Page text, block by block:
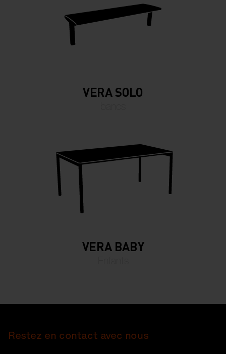
VERA SOLO
VERA BABY
Restez en contact avec nous